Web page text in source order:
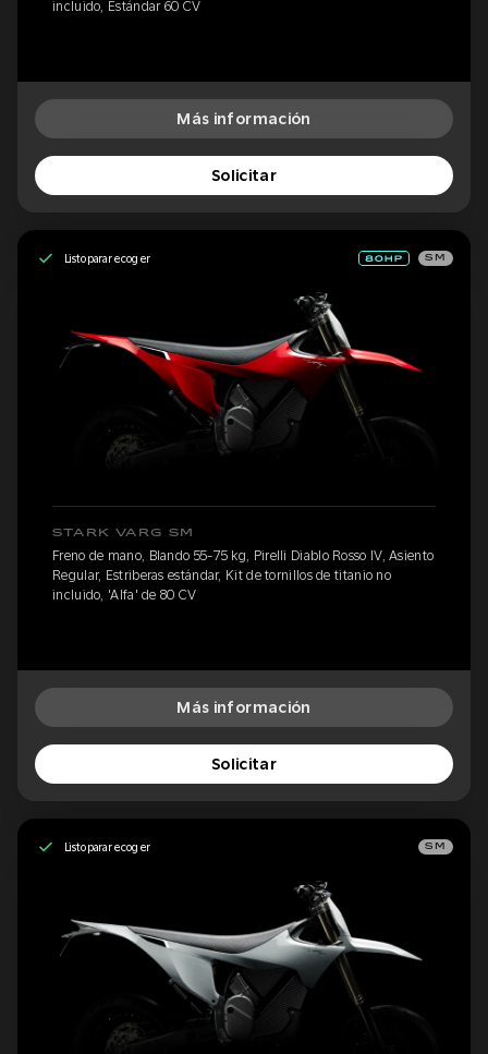
incluido, Estándar 60 CV
Más información
Solicitar
Listo para recoger SM
STARK VARG SM
Freno de mano, Blando 55-75 kg, Pirelli Diablo Rosso IV, Asiento
Regular, Estriberas estándar, Kit de tornillos de titanio no
incluido, 'Alfa' de 80 CV
Más información
Solicitar
Listo para recoger SM